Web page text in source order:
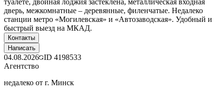
туалете, двойная лоджия застеклена, металлическая входная
дверь, межкомнатные – деревянные, филенчатые. Недалеко
станции метро «Могилевская» и «Автозаводская». Удобный и
быстрый выезд на МКАД.
Контакты
Написать
04.08.2026 ID 4198533
Агентство
недалеко от г. Минск